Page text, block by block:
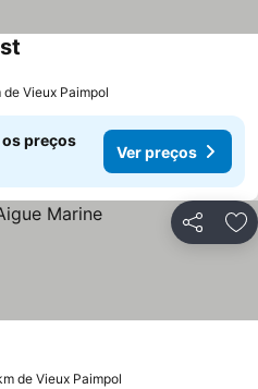
de Vieux Paimpol
os preços
Ver preços
Partilhar
de Vieux Paimpol